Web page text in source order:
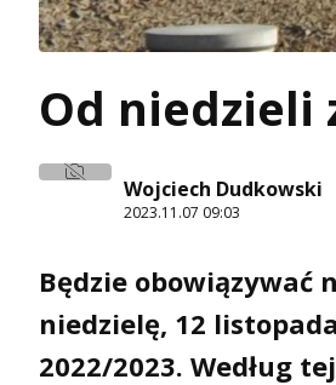
Od niedzieli
Wojciech Dudkowski
2023.11.07 09:03
Będzie obowiązywać
niedzielę, 12
2022/2023. Według